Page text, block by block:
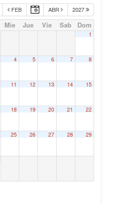
FEB ABR 2027
Mie Jue Vie Sab Dom
1
4 5 6 7 8
11 12 13 14 15
18 19 20 21 22
25 26 27 28 29